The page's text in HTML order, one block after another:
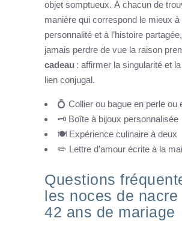
objet somptueux. À chacun de
manière qui correspond le mieux à
personnalité et à l’histoire
jamais perdre de vue la raison
cadeau : affirmer la singularité et
lien conjugal.
💍 Collier ou bague en perle ou
🗝️ Boîte à bijoux personnalisée
🍽️ Expérience culinaire à deux
✏️ Lettre d’amour écrite à la
Questions
les noces de nacre
42 ans de mariage